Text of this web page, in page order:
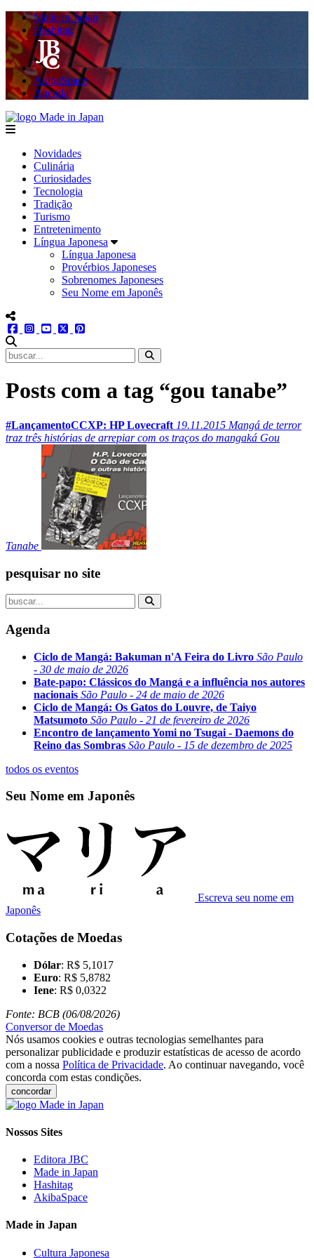
Made in Japan
Hashitag
AkibaSpace
Agenda
menu
Novidades
Culinária
Curiosidades
Tecnologia
Tradição
Turismo
Entretenimento
Língua Japonesa
Língua Japonesa
Provérbios Japoneses
Sobrenomes Japoneses
Seu Nome em Japonês
menu redes social
facebookinstagram
youtube
twitter
Posts com a tag “gou tanabe”
#LançamentoCCXP: HP Lovecraft 19.11.2015 Mangá de terror
traz três histórias de arrepiar com os traços do mangaká Gou
Tanabe
pesquisar no site
Agenda
Ciclo de Mangá: Bakuman n'A Feira do Livro São Paulo
- 30 de maio de 2026
Bate-papo: Clássicos do Mangá e a influência nos autores
nacionais São Paulo - 24 de maio de 2026
Ciclo de Mangá: Os Gatos do Louvre, de Taiyo
Matsumoto São Paulo - 21 de fevereiro de 2026
Encontro de lançamento Yomi no Tsugai - Daemons do
Reino das Sombras São Paulo - 15 de dezembro de 2025
todos os eventos
Seu Nome em Japonês
Escreva seu nome em
Japonês
Cotações de Moedas
Dólar: R$ 5,1017
Euro: R$ 5,8782
Iene: R$ 0,0322
Fonte: BCB (06/08/2026)
Conversor de Moedas
Nós usamos cookies e outras tecnologias semelhantes para
personalizar publicidade e produzir estatísticas de acesso de acordo
com a nossa Política de Privacidade. Ao continuar navegando, você
concorda com estas condições.
concordar
Nossos Sites
Editora JBC
Made in Japan
Hashitag
AkibaSpace
Made in Japan
Cultura Japonesa